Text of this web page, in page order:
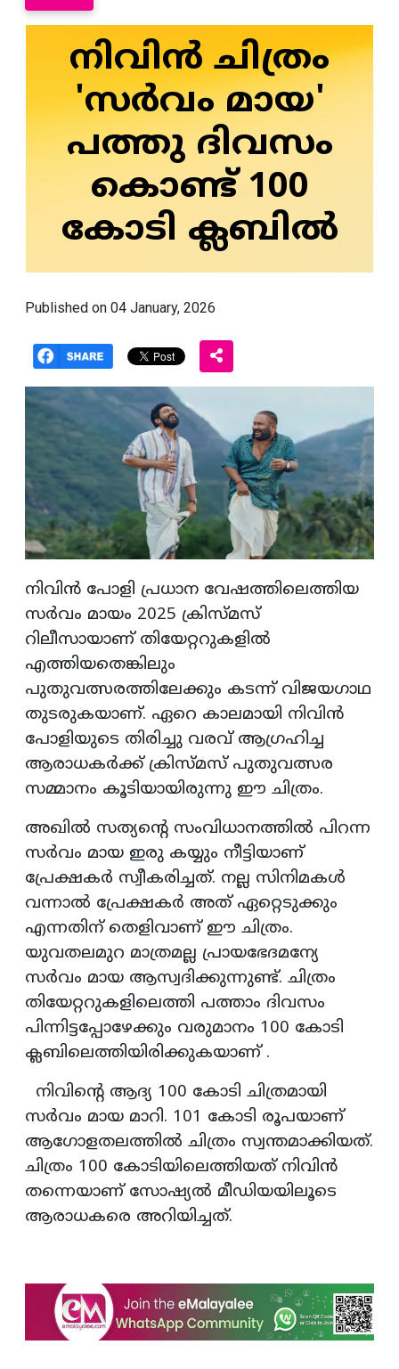
നിവിന്‍ ചിത്രം
'സര്‍വം മായ'
പത്തു ദിവസം
കൊണ്ട് 100
കോടി ക്ലബില്‍
Published on 04 January, 2026
നിവിന്‍ പോളി പ്രധാന വേഷത്തിലെത്തിയ
സര്‍വം മായം 2025 ക്രിസ്‌മസ്
റിലീസായാണ് തിയേറ്ററുകളില്‍
എത്തിയതെങ്കിലും
പുതുവത്സരത്തിലേക്കും കടന്ന് വിജയഗാഥ
തുടരുകയാണ്. ഏറെ കാലമായി നിവിന്‍
പോളിയുടെ തിരിച്ചു വരവ് ആഗ്രഹിച്ച
ആരാധകര്‍ക്ക് ക്രിസ്‌മസ് പുതുവത്സര
സമ്മാനം കൂടിയായിരുന്നു ഈ ചിത്രം.
അഖില്‍ സത്യന്‍റെ സംവിധാനത്തില്‍ പിറന്ന
സര്‍വം മായ ഇരു കയ്യും നീട്ടിയാണ്
പ്രേക്ഷകര്‍ സ്വീകരിച്ചത്. നല്ല സിനിമകള്‍
വന്നാല്‍ പ്രേക്ഷകര്‍ അത് ഏറ്റെടുക്കും
എന്നതിന് തെളിവാണ് ഈ ചിത്രം.
യുവതലമുറ മാത്രമല്ല പ്രായഭേദമന്യേ
സര്‍വം മായ ആസ്വദിക്കുന്നുണ്ട്. ചിത്രം
തിയേറ്ററുകളിലെത്തി പത്താം ദിവസം
പിന്നിട്ടപ്പോഴേക്കും വരുമാനം 100 കോടി
ക്ലബിലെത്തിയിരിക്കുകയാണ് .
നിവിന്‍റെ ആദ്യ 100 കോടി ചിത്രമായി
സര്‍വം മായ മാറി. 101 കോടി രൂപയാണ്
ആഗോളതലത്തില്‍ ചിത്രം സ്വന്തമാക്കിയത്.
ചിത്രം 100 കോടിയിലെത്തിയത് നിവിന്‍
തന്നെയാണ് സോഷ്യല്‍ മീഡിയയിലൂടെ
ആരാധകരെ അറിയിച്ചത്.